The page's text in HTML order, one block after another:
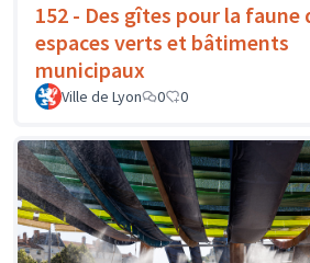
152 - Des gîtes pour la faune
espaces verts et bâtiments
municipaux
Ville de Lyon 0 0